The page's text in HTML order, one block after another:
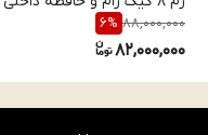
گیگ 5G
88,000,000
6%
82,000,000